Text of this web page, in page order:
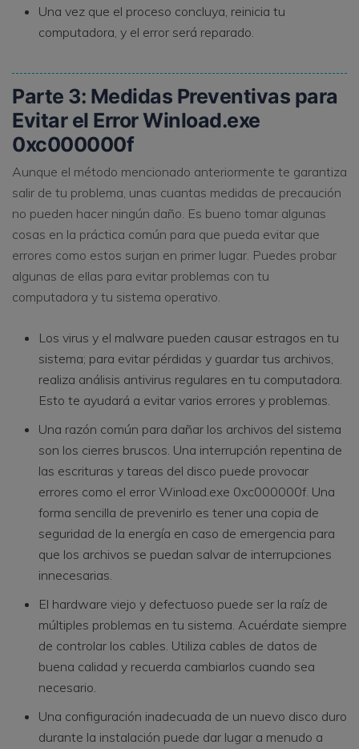
Una vez que el proceso concluya, reinicia tu
computadora, y el error será reparado.
Parte 3: Medidas Preventivas para
Evitar el Error Winload.exe
0xc000000f
Aunque el método mencionado anteriormente te garantiza
salir de tu problema, unas cuantas medidas de precaución
no pueden hacer ningún daño. Es bueno tomar algunas
cosas en la práctica común para que pueda evitar que
errores como estos surjan en primer lugar. Puedes probar
algunas de ellas para evitar problemas con tu
computadora y tu sistema operativo.
Los virus y el malware pueden causar estragos en tu
sistema; para evitar pérdidas y guardar tus archivos,
realiza análisis antivirus regulares en tu computadora.
Esto te ayudará a evitar varios errores y problemas.
Una razón común para dañar los archivos del sistema
son los cierres bruscos. Una interrupción repentina de
las escrituras y tareas del disco puede provocar
errores como el error Winload.exe 0xc000000f. Una
forma sencilla de prevenirlo es tener una copia de
seguridad de la energía en caso de emergencia para
que los archivos se puedan salvar de interrupciones
innecesarias.
El hardware viejo y defectuoso puede ser la raíz de
múltiples problemas en tu sistema. Acuérdate siempre
de controlar los cables. Utiliza cables de datos de
buena calidad y recuerda cambiarlos cuando sea
necesario.
Una configuración inadecuada de un nuevo disco duro
durante la instalación puede dar lugar a menudo a